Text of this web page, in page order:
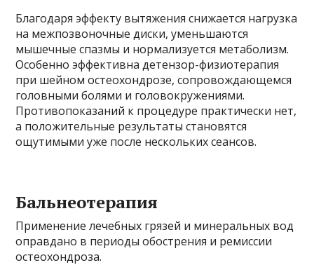
Благодаря эффекту вытяжения снижается нагрузка
на межпозвоночные диски, уменьшаются
мышечные спазмы и нормализуется метаболизм.
Особенно эффективна детензор-физиотерапия
при шейном остеохондрозе, сопровождающемся
головными болями и головокружениями.
Противопоказаний к процедуре практически нет,
а положительные результаты становятся
ощутимыми уже после нескольких сеансов.
Бальнеотерапия
Применение лечебных грязей и минеральных вод
оправдано в периоды обострения и ремиссии
остеохондроза.